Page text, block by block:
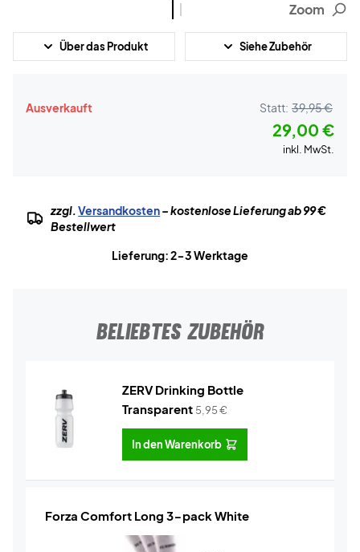
Zoom
Über das Produkt Siehe Zubehör
Ausverkauft Statt: 39,95 €
29,00 €
inkl. MwSt.
zzgl.Versandkosten– kostenlose Lieferung ab 99 €
Bestellwert
Lieferung: 2-3 Werktage
BELIEBTES ZUBEHÖR
ZERV Drinking Bottle
Transparent 5,95€
In den Warenkorb
Forza Comfort Long 3-pack White